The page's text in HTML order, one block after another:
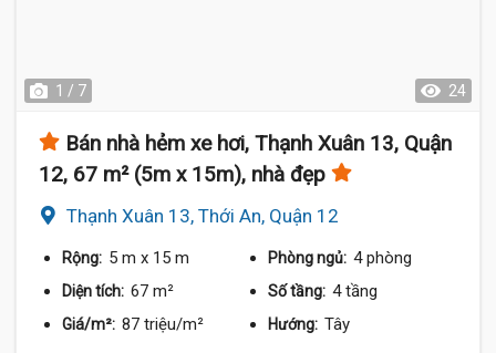
1 / 7 24
Bán nhà hẻm xe hơi, Thạnh Xuân 13, Quận
12, 67 m² (5m x 15m), nhà đẹp
Thạnh Xuân 13, Thới An, Quận 12
Rộng: 5 m x 15 m Phòng ngủ: 4 phòng
Diện tích: 67 m² Số tầng: 4 tầng
Giá/m²: 87 triệu/m² Hướng: Tây